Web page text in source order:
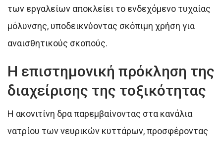
των εργαλείων αποκλείει το ενδεχόμενο τυχαίας
μόλυνσης, υποδεικνύοντας σκόπιμη χρήση για
αναισθητικούς σκοπούς.
Η επιστημονική πρόκληση της
διαχείρισης της τοξικότητας
Η ακονιτίνη δρα παρεμβαίνοντας στα κανάλια
νατρίου των νευρικών κυττάρων, προσφέροντας